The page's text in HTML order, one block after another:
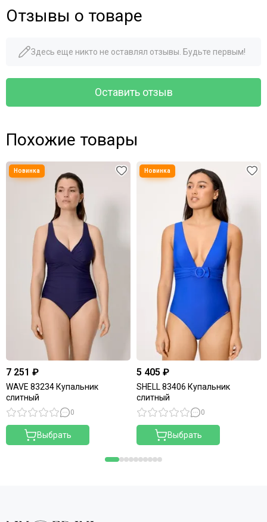
Отзывы о товаре
Здесь еще никто не оставлял отзывы. Будьте первым!
Оставить отзыв
Похожие товары
7 251 ₽
WAVE 83234 Купальник
слитный
0
Выбрать
5 405 ₽
SHELL 83406 Купальник
слитный
0
Выбрать